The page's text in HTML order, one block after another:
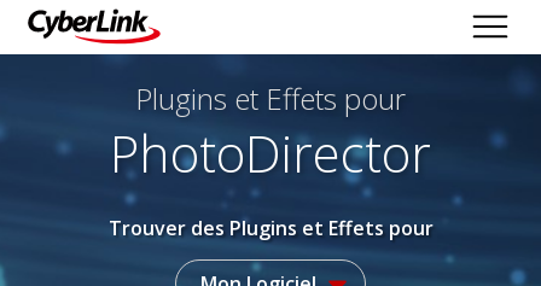
Plugins et Effets pour
PhotoDirector
Trouver des Plugins et Effets pour